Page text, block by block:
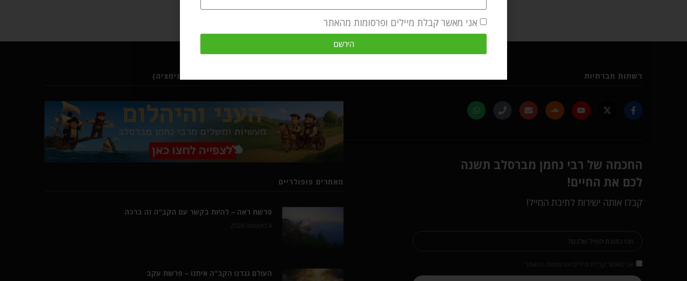
רשתות חברתיות
החכמה של רבי נחמן מברסלב תשנה
לכם את החיים!
קבלו אותה ישירות לתיבת המייל!
מעשיות ומשלים מרבי נחמן מברסלב (סרטוני אנימציה)
מאמרים פופולריים
פרשת ראה – להיות בקשר עם הקב"ה זה ברכה
העולם נגדנו הקב"ה איתנו – פרשת עקב
אני מאשר קבלת מיילים ופרסומות מהאתר
הירשם